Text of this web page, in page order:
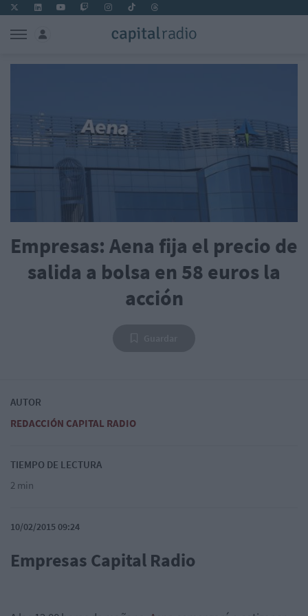
Empresas: Aena fija el precio de
salida a bolsa en 58 euros la
acción
AUTOR
REDACCIÓN CAPITAL RADIO
TIEMPO DE LECTURA
2 min
10/02/2015 09:24
Empresas Capital Radio